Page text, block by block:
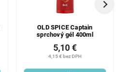
OLD SPICE Captain
sprchový gél 400ml
4,15 € bez DPH
5,10 €